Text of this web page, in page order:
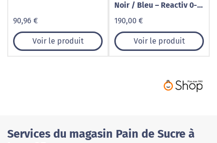
90,96 €
Voir le produit
Noir / Bleu – Reactiv 0-3
High Contrast
190,00 €
Voir le produit
Services du magasin Pain de Sucre à